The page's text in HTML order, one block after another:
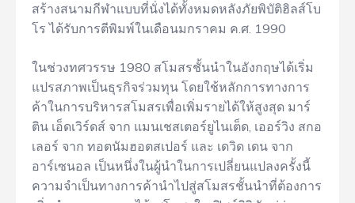
สร้างสนามกีฬาแบบที่นั่งได้ทั้งหมดหลังภัยพิบัติฮิลส์โบ
โร ได้รับการตีพิมพ์ในเดือนมกราคม ค.ศ. 1990
ในช่วงทศวรรษ 1980 สโมสรชั้นนำในอังกฤษได้เริ่ม
แปรสภาพเป็นธุรกิจร่วมทุน โดยใช้หลักการทางการ
ค้าในการบริหารสโมสรเพื่อเพิ่มรายได้ให้สูงสุด มาร์
ติน เอ็ดเวิร์ดส์ จาก แมนเชสเตอร์ยูไนเต็ด, เออร์วิง สกอ
เลอร์ จาก ทอตนัมฮอตสเปอร์ และ เดวิด เดน จาก
อาร์เซนอล เป็นหนึ่งในผู้นำในการเปลี่ยนแปลงครั้งนี้
ความจำเป็นทางการค้านำไปสู่สโมสรชั้นนำที่ต้องการ